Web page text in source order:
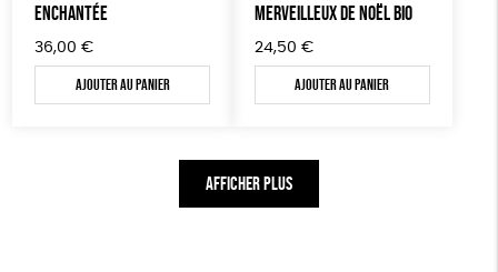
ENCHANTÉE
36,00 €
Ajouter au panier
MERVEILLEUX DE NOËL BIO
24,50 €
Ajouter au panier
AFFICHER PLUS